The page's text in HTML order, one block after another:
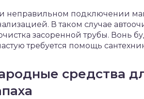
неправильном подключении
В таком случае
засоренной трубы. Вонь
требуется помощь
средства